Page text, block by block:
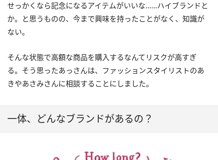
せっかくなら記念になるアイテムがいいな……ハイブランドと
か。と思うものの、今まで興味を持ったことがなく、知識が
ない。
そんな状態で高額な商品を購入するなんてリスクが高すぎ
る。そう思ったあっさんは、ファッションスタイリストのあ
きやあさみさんに相談することにしました。
一体、どんなブランドがあるの？